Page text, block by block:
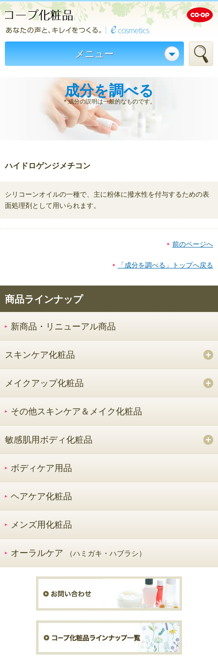
メニュー
成分を調べる
＊成分の説明は一般的なものです。
ハイドロゲンジメチコン
シリコーンオイルの一種で、主に粉体に撥水性を付与するための表
面処理剤として用いられます。
前のページへ
「成分を調べる」トップへ戻る
商品ラインナップ
新商品・リニューアル商品
スキンケア化粧品
メイクアップ化粧品
その他スキンケア＆メイク化粧品
敏感肌用ボディ化粧品
ボディケア用品
ヘアケア化粧品
メンズ用化粧品
オーラルケア （ハミガキ・ハブラシ）